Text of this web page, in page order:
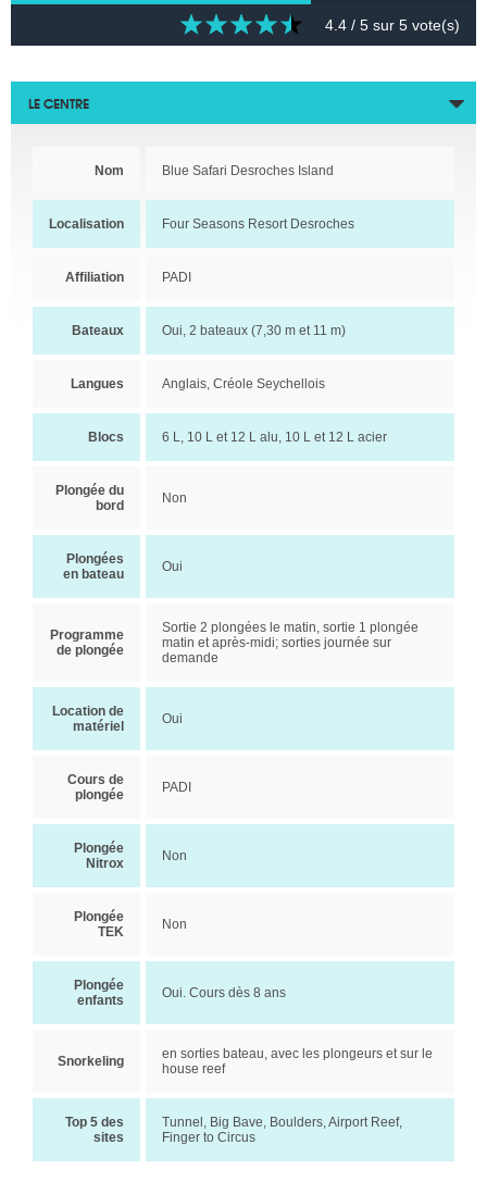
4.4 / 5 sur 5 vote(s)
LE CENTRE
Nom Blue Safari Desroches Island
Localisation Four Seasons Resort Desroches
Affiliation PADI
Bateaux Oui, 2 bateaux (7,30 m et 11 m)
Langues Anglais, Créole Seychellois
Blocs 6 L, 10 L et 12 L alu, 10 L et 12 L acier
Plongée du
bord
Non
Plongées
en bateau
Oui
Programme
de plongée
Sortie 2 plongées le matin, sortie 1 plongée
matin et après-midi; sorties journée sur
demande
Location de
matériel
Oui
Cours de
plongée
PADI
Plongée
Nitrox
Non
Plongée
TEK
Non
Plongée
enfants
Oui. Cours dès 8 ans
Snorkeling
en sorties bateau, avec les plongeurs et sur le
house reef
Top 5 des
sites
Tunnel, Big Bave, Boulders, Airport Reef,
Finger to Circus